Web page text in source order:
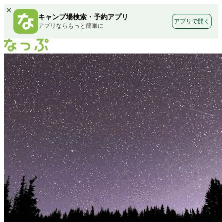
×
キャンプ場検索・予約アプリ
アプリならもっと簡単に
アプリで開く